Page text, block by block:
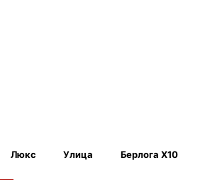
Люкс Улица Берлога Х10